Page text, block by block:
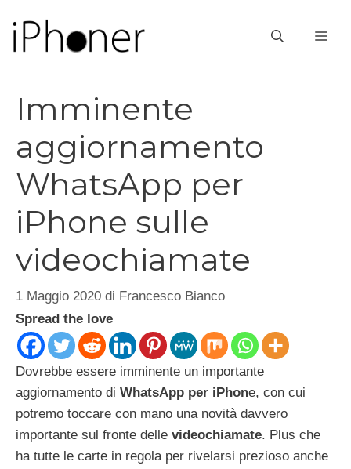
contenuto
Imminente
aggiornamento
WhatsApp per
iPhone sulle
videochiamate
1 Maggio 2020 di Francesco Bianco
Spread the love
Dovrebbe essere imminente un importante
aggiornamento di WhatsApp per iPhone, con cui
potremo toccare con mano una novità davvero
importante sul fronte delle videochiamate. Plus che
ha tutte le carte in regola per rivelarsi prezioso anche